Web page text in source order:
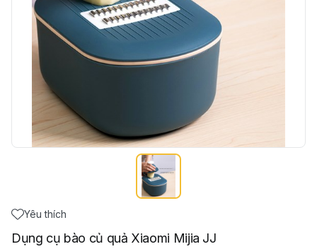
Yêu thích
Dụng cụ bào củ quả Xiaomi Mijia JJ